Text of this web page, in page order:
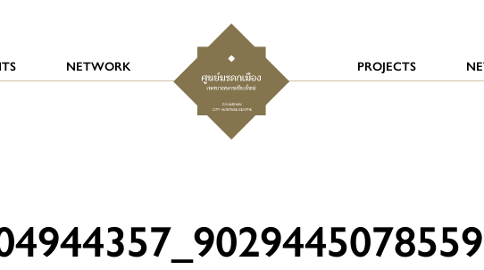
NETWORK PROJECTS